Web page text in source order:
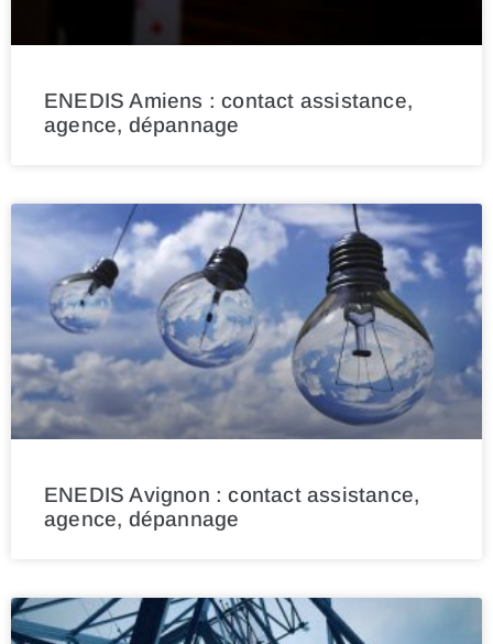
ENEDIS Amiens : contact assistance,
agence, dépannage
ENEDIS Avignon : contact assistance,
agence, dépannage